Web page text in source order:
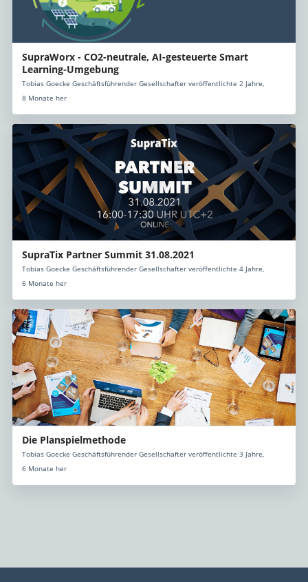
SupraWorx - CO2-neutrale, AI-gesteuerte Smart
Learning-Umgebung
Tobias Goecke Geschäftsführender Gesellschafter veröffentlichte 2 Jahre,
8 Monate her
SupraTix Partner Summit 31.08.2021
Tobias Goecke Geschäftsführender Gesellschafter veröffentlichte 4 Jahre,
6 Monate her
Die Planspielmethode
Tobias Goecke Geschäftsführender Gesellschafter veröffentlichte 3 Jahre,
6 Monate her